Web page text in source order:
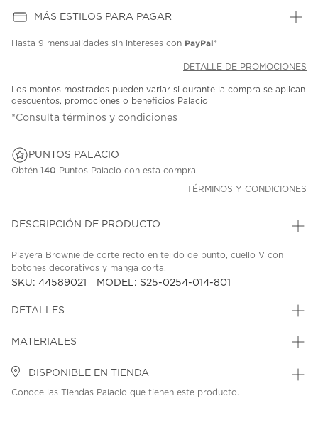
MÁS ESTILOS PARA PAGAR
Hasta 9 mensualidades sin intereses con PayPal*
DETALLE DE PROMOCIONES
Los montos mostrados pueden variar si durante la compra se aplican
descuentos, promociones o beneficios Palacio
*Consulta términos y condiciones
PUNTOS PALACIO
Obtén 140 Puntos Palacio con esta compra.
TÉRMINOS Y CONDICIONES
DESCRIPCIÓN DE PRODUCTO
Playera Brownie de corte recto en tejido de punto, cuello V con
botones decorativos y manga corta.
SKU: 44589021 MODEL: S25-0254-014-801
DETALLES
MATERIALES
DISPONIBLE EN TIENDA
Conoce las Tiendas Palacio que tienen este producto.